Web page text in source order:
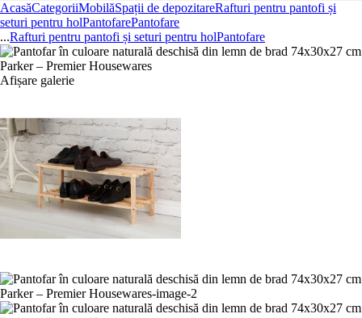
AcasăCategoriiMobilăSpații de depozitareRafturi pentru pantofi și
seturi pentru holPantofarePantofare
...Rafturi pentru pantofi și seturi pentru holPantofare
Afișare galerie